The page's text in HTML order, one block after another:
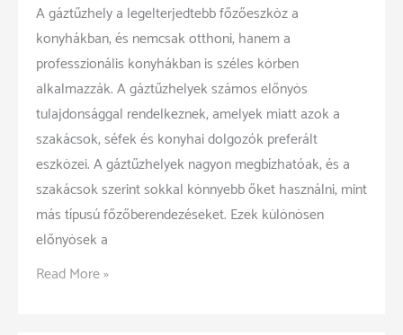
A gáztűzhely a legelterjedtebb főzőeszköz a
konyhákban, és nemcsak otthoni, hanem a
professzionális konyhákban is széles körben
alkalmazzák. A gáztűzhelyek számos előnyös
tulajdonsággal rendelkeznek, amelyek miatt azok a
szakácsok, séfek és konyhai dolgozók preferált
eszközei. A gáztűzhelyek nagyon megbízhatóak, és a
szakácsok szerint sokkal könnyebb őket használni, mint
más típusú főzőberendezéseket. Ezek különösen
előnyösek a
A
Read More »